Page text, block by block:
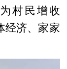
村民增收
经济、家家